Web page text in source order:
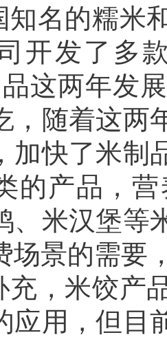
知名的糯米
开发了多
这两年发
，随着这两
加快了米制
的产品，
、米汉堡等
场景的需要
充，米饺产
应用，但目